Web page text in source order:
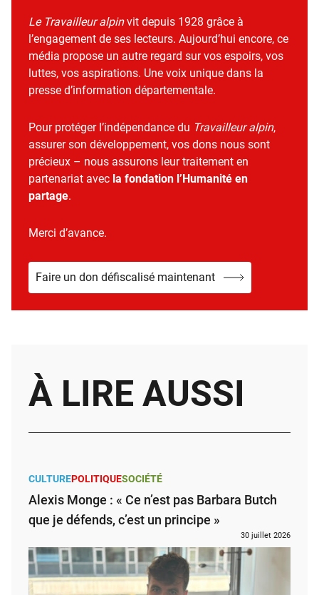
Le Travailleur alpinvit depuis 1928 grâce à
l’engagement de ses lecteurs. Aujourd’hui encore, ce
média propose un autre regard sur vos espoirs, vos
luttes, vos aspirations. Une voix unique dans la
presse d’information départementale.
Pour protéger l’indépendance du Travailleur alpin,
assurer son développement, vos dons nous sont
précieux – nous assurons leur traitement en
partenariat avec la fondation l’Humanité en
partage.
Merci d’avance.
Faire un don défiscalisé maintenant
À LIRE AUSSI
CULTUREPOLITIQUESOCIÉTÉ
Alexis Monge : « Ce n’est pas Barbara Butch
que je défends, c’est un principe »
30 juillet 2026